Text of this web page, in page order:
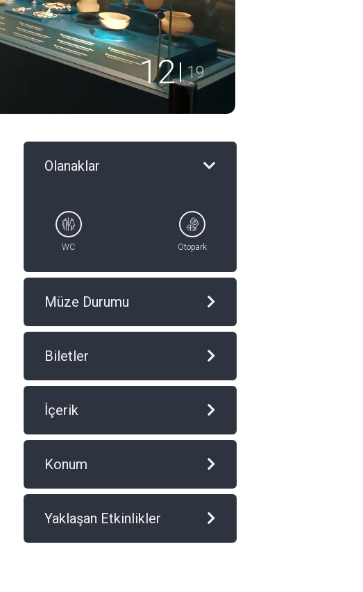
13 19
Olanaklar
WC Otopark
Müze Durumu
Biletler
İçerik
Konum
Yaklaşan Etkinlikler